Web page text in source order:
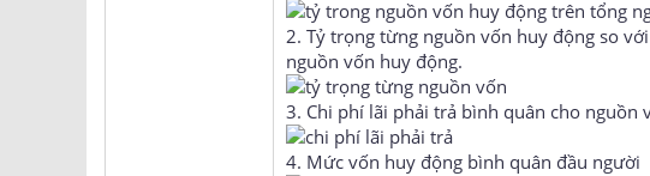
2. Tỷ trọng từng nguồn vốn huy động so
nguồn vốn huy động.
3. Chi phí lãi phải trả bình quân cho nguồn
4. Mức vốn huy động bình quân đầu người